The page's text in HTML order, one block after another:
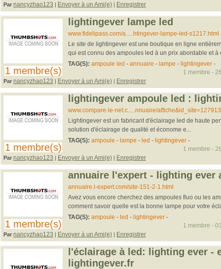
Par nancyzhao123 | Envoyer à un Ami(e) | Enregistrer
1 membre(s)
lightingever lampe led
www.fidelipass.com/a.....htingever-lampe-led-s1217.html
Le site de lightingever est une boutique en ligne
qui est connu des ampoules led à un prix abordable et à
TAG(S): ampoule led - annuaire - lampe - lightingever-
Par nancyzhao123 | Envoyer à un Ami(e) | Enregistrer
1 membre -
1 membre(s)
lightingever ampoule led :
www.compare-le-net.c.....nnuaire/affiche&id_site=127913
Lightingever est un fabricant d'éclairage led de haute
solution d'éclairage de qualité et économe e...
TAG(S): ampoule - lampe - led - lightingever-
Par nancyzhao123 | Envoyer à un Ami(e) | Enregistrer
1 membre -
1 membre(s)
annuaire l'expert - lighting ever
annuaire.l-expert.com/site-151-2-1.html
Avez vous encore cherchez des ampoules fluo ou les
comment savoir quelle est la bonne lampe pour votre
TAG(S): ampoule - led - lightingever-
Par nancyzhao123 | Envoyer à un Ami(e) | Enregistrer
1 membre -
l'éclairage à led: lighting ever -
lightingever.fr